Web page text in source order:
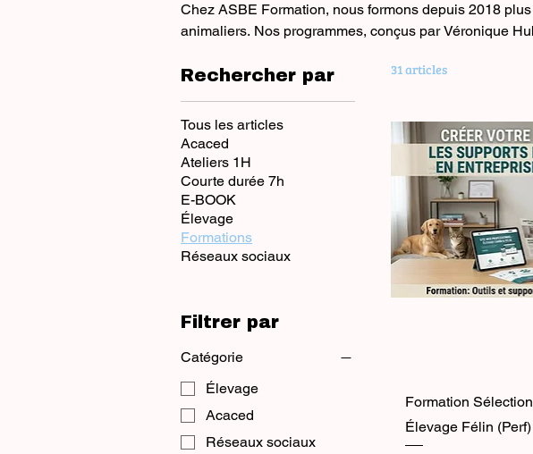
Chez ASBE Formation, nous formons depuis 2018
animaliers. Nos programmes, conçus par Véronique
• Formations ACACED : Chien, Chat ou Chien+Chat,
agricole, métiers animaliers. Faites de votre passion pour les animaux un véritable métier et
rejoignez les professionnels formés par ASBE
Rechercher par
Tous les articles
Acaced
Ateliers 1H
Courte durée 7h
E-BOOK
Élevage
Formations
Réseaux sociaux
Filtrer par
Catégorie
Élevage
Acaced
Réseaux sociaux
31 articles
Formation
Élevage Félin